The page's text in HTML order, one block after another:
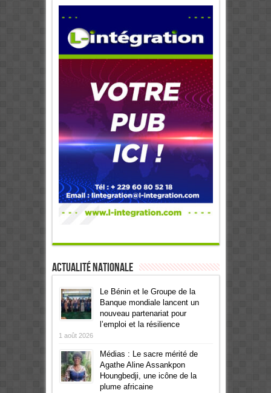
Actualité Nationale
Le Bénin et le Groupe de la
Banque mondiale lancent un
nouveau partenariat pour
l’emploi et la résilience
1 août 2026
Médias : Le sacre mérité de
Agathe Aline Assankpon
Houngbedji, une icône de la
plume africaine